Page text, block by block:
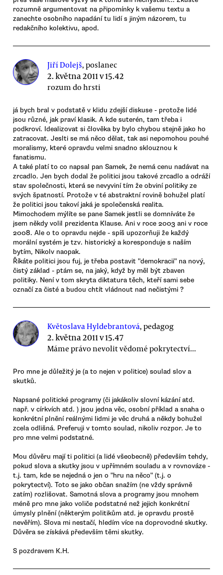
rozumně argumentovat na připomínky k vašemu textu a
zanechte osobního napadání tu lidí s jiným názorem, tu
redakčního kolektivu, apod.
Jiří Dolejš, poslanec
2. května 2011 v 15.42
rozum do hrsti
já bych bral v podstatě v klidu zdejší diskuse - protože lidé
jsou různé, jak praví klasik. A kde suterén, tam třeba i
podkroví. Idealizovat si člověka by bylo chybou stejně jako ho
zatracovat. Jeslti se má něco dělat, tak asi nepomohou pouhé
moralismy, které opravdu velmi snadno sklouznou k
fanatismu.
A také platí to co napsal pan Samek, že nemá cenu nadávat na
zrcadlo. Jen bych dodal že politici jsou takové zrcadlo a odráží
stav společnosti, která se nevyviní tím že obviní politiky ze
svých špatností. Protože v té abstraktní rovině bohužel platí
že politici jsou takoví jaká je společenská realita.
Mimochodem mýlíte se pane Samek jestli se domníváte že
jsem někdy volil prezidenta Klause. Ani v roce 2003 ani v roce
2008. Ale o to opravdu nejde - spíš upozorňuji že každý
morální systém je tzv. historický a koresponduje s naším
bytím, Nikolv naopak.
Říkáte politici jsou fuj, je třeba postavit "demokracii" na nový,
čistý základ - ptám se, na jaký, když by měl být zbaven
politiky. Není v tom skryta diktatura těch, kteří sami sebe
označí za čisté a budou chtít vládnout nad nečistými ?
Květoslava Hyldebrantová, pedagog
2. května 2011 v 15.47
Máme právo nevolit vědomé pokrytectví...
Pro mne je důležitý je (a to nejen v politice) soulad slov a
skutků.
Napsané politické programy (či jakákoliv slovní kázání atd.
např. v církvích atd. ) jsou jedna věc, osobní příklad a snaha o
konkrétní plnění reálnými lidmi je věc druhá a někdy bohužel
zcela odlišná. Preferuji v tomto soulad, nikoliv rozpor. Je to
pro mne velmi podstatné.
Mou důvěru mají ti politici (a lidé všeobecně) především tehdy,
pokud slova a skutky jsou v upřímném souladu a v rovnováze -
t.j. tam, kde se nejedná o jen o "hru na něco" (t.j. o
pokrytectví). Toto se jako občan snažím (ne vždy správně
zatím) rozlišovat. Samotná slova a programy jsou mnohem
méně pro mne jako voliče podstatné než jejich konkrétní
úmysly plnění (některým politikům atd. je opravdu prostě
nevěřím). Slova mi nestačí, hledím více na doprovodné skutky.
Důvěra se získává především těmi skutky.
S pozdravem K.H.